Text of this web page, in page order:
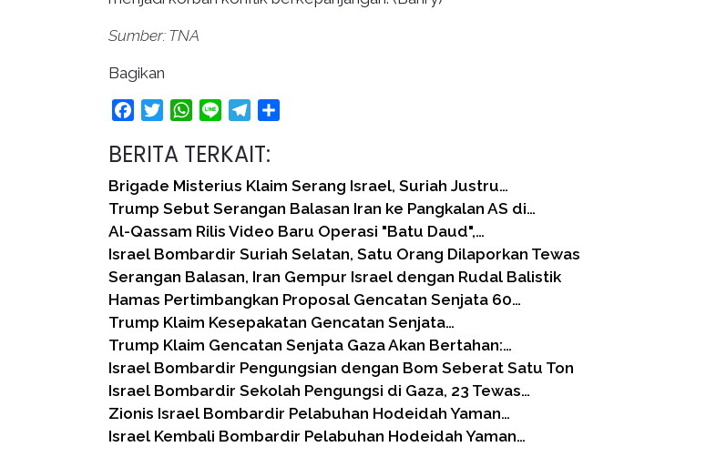
Sumber: TNA
Bagikan
FacebookTwitterWhatsApp
Line Telegram
BERITA TERKAIT:
Brigade Misterius Klaim Serang Israel, Suriah Justru…
Trump Sebut Serangan Balasan Iran ke Pangkalan AS di…
Al-Qassam Rilis Video Baru Operasi "Batu Daud",…
Israel Bombardir Suriah Selatan, Satu Orang Dilaporkan Tewas
Serangan Balasan, Iran Gempur Israel dengan Rudal Balistik
Hamas Pertimbangkan Proposal Gencatan Senjata 60…
Trump Klaim Kesepakatan Gencatan Senjata…
Trump Klaim Gencatan Senjata Gaza Akan Bertahan:…
Israel Bombardir Pengungsian dengan Bom Seberat Satu Ton
Israel Bombardir Sekolah Pengungsi di Gaza, 23 Tewas…
Zionis Israel Bombardir Pelabuhan Hodeidah Yaman…
Israel Kembali Bombardir Pelabuhan Hodeidah Yaman…